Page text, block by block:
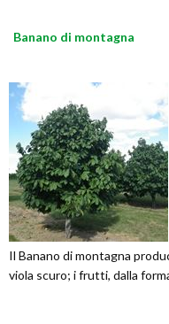
Banano di montagna
Il Banano di montagna
viola scuro; i frutti, dalla